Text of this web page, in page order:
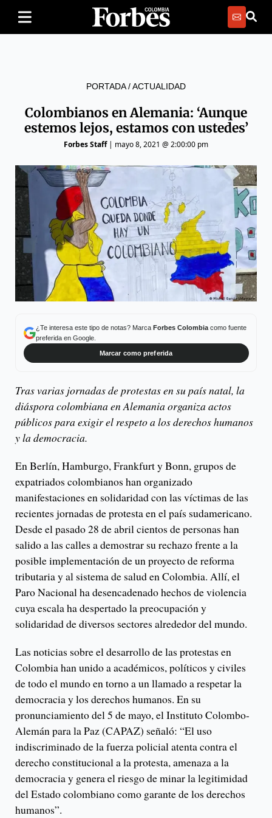
PORTADA/ACTUALIDAD
Colombianos en Alemania: ‘Aunque
estemos lejos, estamos con ustedes’
Forbes Staff| mayo 8, 2021 @ 2:00:00 pm
¿Te interesa este tipo de notas? Marca Forbes Colombiacomo fuente
preferida en Google.
Marcar como preferida
Tras varias jornadas de protestas en su país natal, la
diáspora colombiana en Alemania organiza actos
públicos para exigir el respeto a los derechos humanos
y la democracia.
En Berlín, Hamburgo, Frankfurt y Bonn, grupos de
expatriados colombianos han organizado
manifestaciones en solidaridad con las víctimas de las
recientes jornadas de protesta en el país sudamericano.
Desde el pasado 28 de abril cientos de personas han
salido a las calles a demostrar su rechazo frente a la
posible implementación de un proyecto de reforma
tributaria y al sistema de salud en Colombia. Allí, el
Paro Nacional ha desencadenado hechos de violencia
cuya escala ha despertado la preocupación y
solidaridad de diversos sectores alrededor del mundo.
Las noticias sobre el desarrollo de las protestas en
Colombia han unido a académicos, políticos y civiles
de todo el mundo en torno a un llamado a respetar la
democracia y los derechos humanos. En su
pronunciamiento del 5 de mayo, el Instituto Colombo-
Alemán para la Paz (CAPAZ) señaló: “El uso
indiscriminado de la fuerza policial atenta contra el
derecho constitucional a la protesta, amenaza a la
democracia y genera el riesgo de minar la legitimidad
del Estado colombiano como garante de los derechos
humanos”.